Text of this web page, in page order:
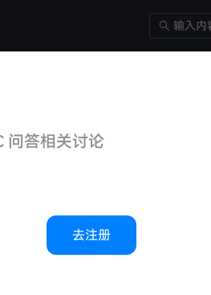
问答相关讨论
去注册